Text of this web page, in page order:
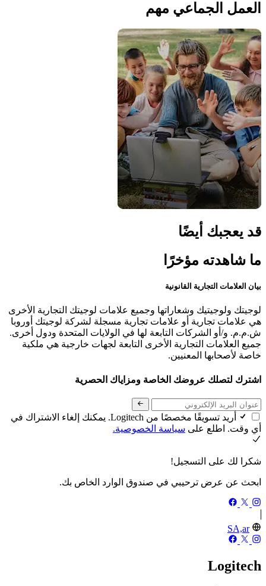
العمل الجماعي مهم
قد يعجبك أيضًا
ما شاهدته مؤخرًا
بيان العلامات التجارية القانونية
لوجيتك ولوجيتيك وشعاراتها وجميع علامات لوجيتك التجارية الأخرى
هي علامات تجارية أو علامات تجارية مسجلة لشركة لوجيتك أوروبا
ش.م.م. و/أو الشركات التابعة لها في الولايات المتحدة ودول أخرى.
جميع العلامات التجارية الأخرى التابعة لجهات خارجية هي ملكية
خاصة لأصحابها المعنيين.
اشترك لتصلك عروضك الخاصة ومزاياك الحصرية
أريد تسويقًا مخصصًا من Logitech. يمكنك إلغاء الاشتراك في
أي وقت. اطلع على سياسة الخصوصية.
شكرا لك على التسجيل!
ابحث عن عرض ترحيبي في صندوق الوارد الخاص بك.
SA,ar
Logitech